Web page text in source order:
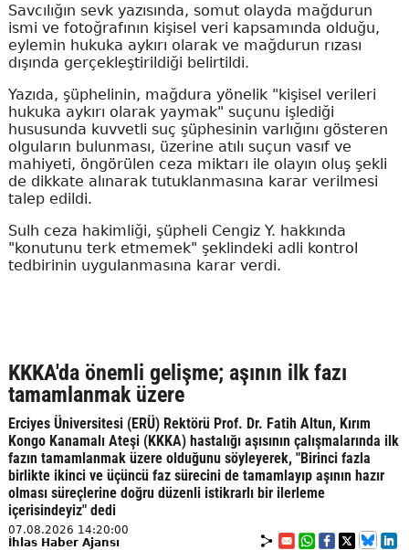
Savcılığın sevk yazısında, somut olayda mağdurun
ismi ve fotoğrafının kişisel veri kapsamında olduğu,
eylemin hukuka aykırı olarak ve mağdurun rızası
dışında gerçekleştirildiği belirtildi.
Yazıda, şüphelinin, mağdura yönelik "kişisel verileri
hukuka aykırı olarak yaymak" suçunu işlediği
hususunda kuvvetli suç şüphesinin varlığını gösteren
olguların bulunması, üzerine atılı suçun vasıf ve
mahiyeti, öngörülen ceza miktarı ile olayın oluş şekli
de dikkate alınarak tutuklanmasına karar verilmesi
talep edildi.
Sulh ceza hakimliği, şüpheli Cengiz Y. hakkında
"konutunu terk etmemek" şeklindeki adli kontrol
tedbirinin uygulanmasına karar verdi.
KKKA'da önemli gelişme; aşının ilk fazı
tamamlanmak üzere
Erciyes Üniversitesi (ERÜ) Rektörü Prof. Dr. Fatih Altun, Kırım
Kongo Kanamalı Ateşi (KKKA) hastalığı aşısının çalışmalarında ilk
fazın tamamlanmak üzere olduğunu söyleyerek, "Birinci fazla
birlikte ikinci ve üçüncü faz sürecini de tamamlayıp aşının hazır
olması süreçlerine doğru düzenli istikrarlı bir ilerleme
içerisindeyiz" dedi
07.08.2026 14:20:00
İhlas Haber Ajansı